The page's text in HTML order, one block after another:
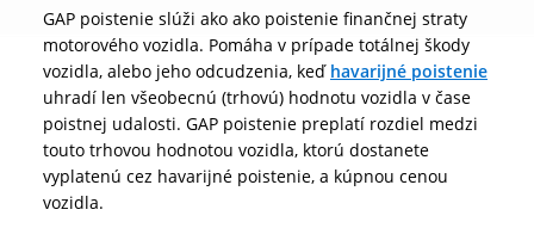
GAP poistenie slúži ako ako poistenie finančnej straty
motorového vozidla. Pomáha v prípade totálnej škody
vozidla, alebo jeho odcudzenia, keď havarijné poistenie
uhradí len všeobecnú (trhovú) hodnotu vozidla v čase
poistnej udalosti. GAP poistenie preplatí rozdiel medzi
touto trhovou hodnotou vozidla, ktorú dostanete
vyplatenú cez havarijné poistenie, a kúpnou cenou
vozidla.